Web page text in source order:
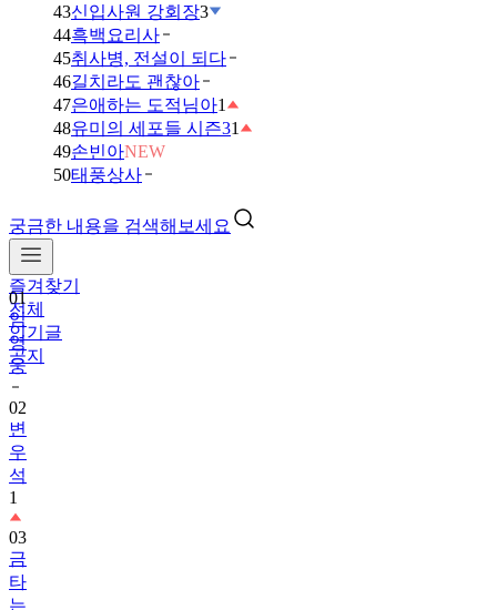
43신입사원 강회장3
44흑백요리사
45취사병, 전설이 되다
46길치라도 괜찮아
47은애하는 도적님아1
48유미의 세포들 시즌31
49손빈아NEW
50태풍상사
궁금한 내용을 검색해보세요
즐겨찾기
전체
인기글
공지
01
임
영
웅
02
변
우
석
1
03
금
타
는